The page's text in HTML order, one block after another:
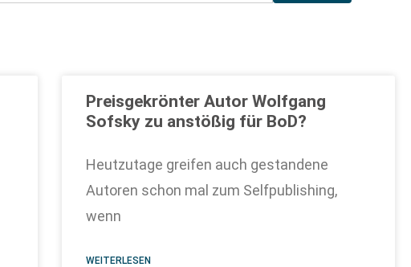
Preisgekrönter Autor Wolfgang
Sofsky zu anstößig für BoD?
Heutzutage greifen auch gestandene
Autoren schon mal zum Selfpublishing,
wenn
WEITERLESEN